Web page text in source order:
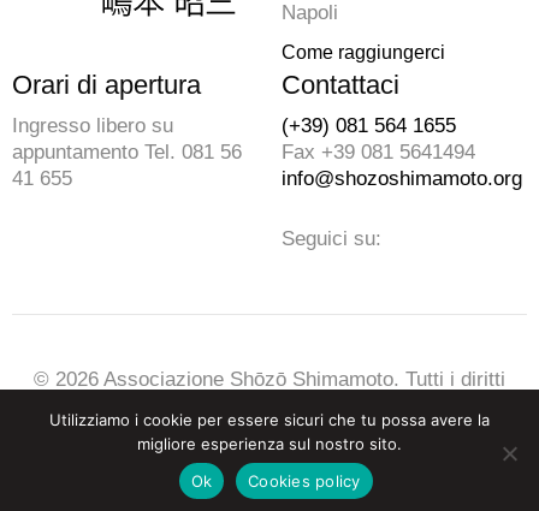
Napoli
Come raggiungerci
Orari di apertura
Ingresso libero su
appuntamento Tel. 081 56
41 655
Contattaci
(+39) 081 564 1655
Fax +39 081 5641494
info@shozoshimamoto.org
Seguici su:
© 2026 Associazione Shōzō Shimamoto. Tutti i diritti
riservati
C.F. 95095540639
Privacy & Cookies Policy- Credits
Utilizziamo i cookie per essere sicuri che tu possa avere la
migliore esperienza sul nostro sito.
Ok
Cookies policy